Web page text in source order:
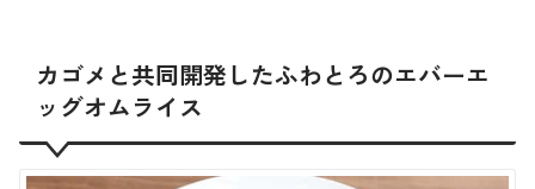
カゴメと共同開発したふわとろのエバーエ
ッグオムライス